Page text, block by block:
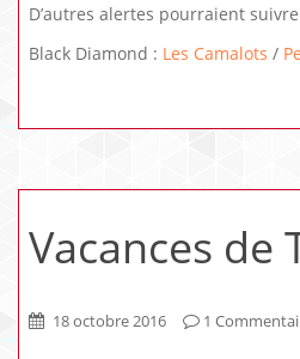
D’autres alertes pourraient
Black Diamond : Les Camalots /
Vacances de
18 octobre 2016 1